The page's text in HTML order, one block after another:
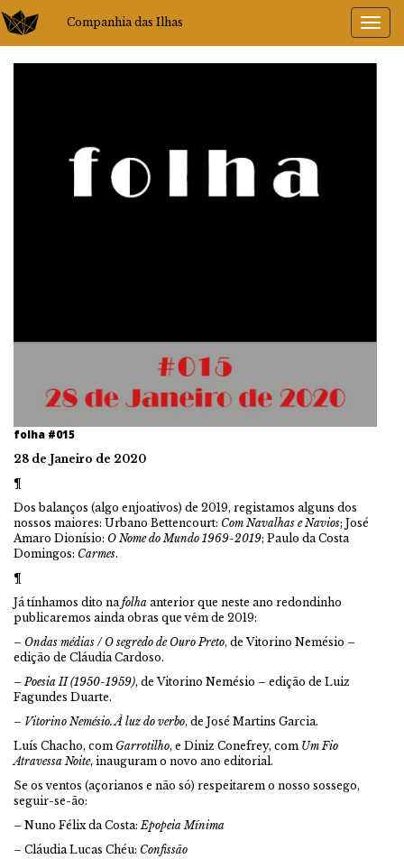
Companhia das Ilhas
folha #015
28 de Janeiro de 2020
¶
Dos balanços (algo enjoativos) de 2019, registamos alguns dos
nossos maiores: Urbano Bettencourt: Com Navalhas e Navios; José
Amaro Dionísio: O Nome do Mundo 1969-2019; Paulo da Costa
Domingos: Carmes.
¶
Já tínhamos dito nafolha anterior que neste ano redondinho
publicaremos ainda obras que vêm de 2019:
– Ondas médias / O segredo de Ouro Preto, de Vitorino Nemésio –
edição de Cláudia Cardoso.
– Poesia II (1950-1959), de Vitorino Nemésio – edição de Luiz
Fagundes Duarte.
– Vitorino Nemésio. À luz do verbo, de José Martins Garcia.
Luís Chacho, com Garrotilho, e Diniz Conefrey, com Um Fio
Atravessa Noite, inauguram o novo ano editorial.
Se os ventos (açorianos e não só) respeitarem o nosso sossego,
seguir-se-ão:
– Nuno Félix da Costa:Epopeia Mínima
– Cláudia Lucas Chéu: Confissão